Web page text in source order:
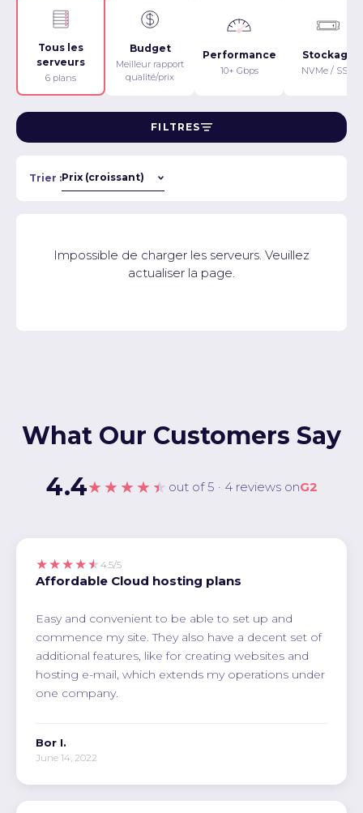
Tous les
serveurs
6 plans
Budget
Meilleur rapport
qualité/prix
Performance
10+ Gbps
Stockage
NVMe / SSD
FILTRES
Trier :
Impossible de charger les serveurs. Veuillez
actualiser la page.
What Our Customers Say
4.4★★★★★ out of 5 · 4 reviews onG2
★★★★★ 4.5/5
Affordable Cloud hosting plans
Easy and convenient to be able to set up and
commence my site. They also have a decent set of
additional features, like for creating websites and
hosting e-mail, which extends my operations under
one company.
Bor I.
June 14, 2022